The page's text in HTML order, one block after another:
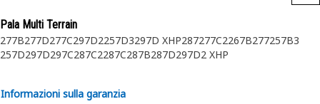
Pala Multi Terrain
277B277D277C297D2257D3297D XHP287277C2267B277257B3
257D297D297C287C2287C287B287D297D2 XHP
Informazioni sulla garanzia